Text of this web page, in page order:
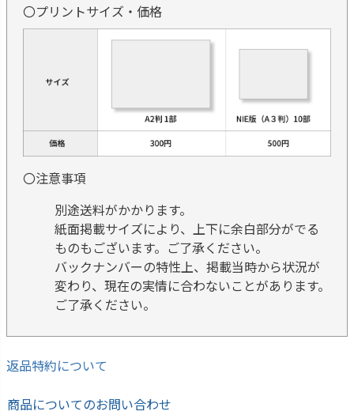
〇プリントサイズ・価格
〇注意事項
別途送料がかかります。
紙面掲載サイズにより、上下に余白部分がでる
ものもございます。ご了承ください。
バックナンバーの特性上、掲載当時から状況が
変わり、現在の実情に合わないことがあります。
ご了承ください。
返品特約について
商品についてのお問い合わせ